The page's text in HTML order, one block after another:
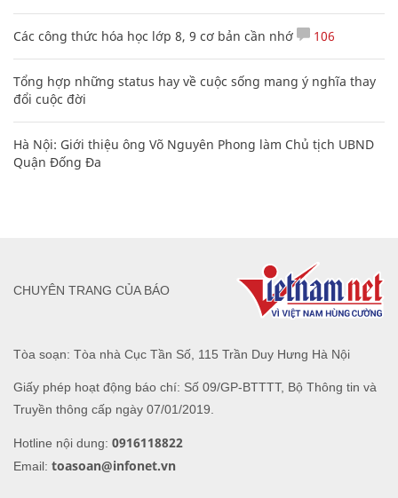
Các công thức hóa học lớp 8, 9 cơ bản cần nhớ 106
Tổng hợp những status hay về cuộc sống mang ý nghĩa thay
đổi cuộc đời
Hà Nội: Giới thiệu ông Võ Nguyên Phong làm Chủ tịch UBND
Quận Đống Đa
Tòa soạn: Tòa nhà Cục Tần Số, 115 Trần Duy Hưng Hà Nội
Giấy phép hoạt động báo chí: Số 09/GP-BTTTT, Bộ Thông tin và
Truyền thông cấp ngày 07/01/2019.
Hotline nội dung: 0916118822
Email: toasoan@infonet.vn
CHUYÊN TRANG CỦA BÁO